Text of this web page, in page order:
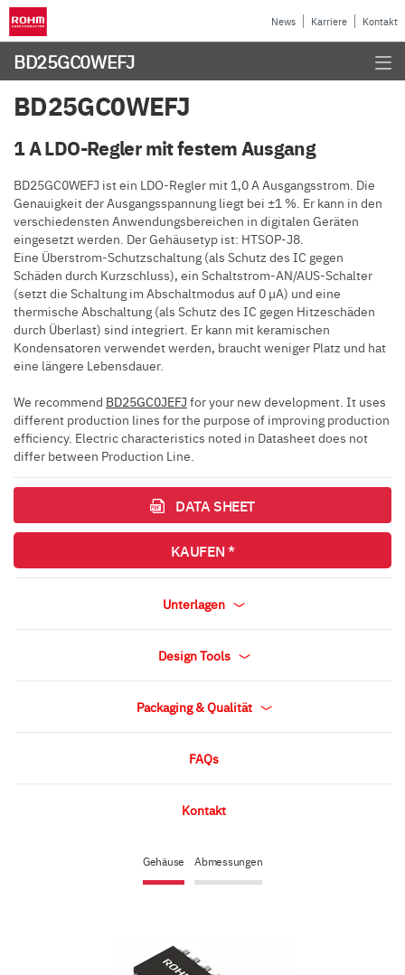
News Karriere Kontakt
BD25GC0WEFJ
Gehäuse Abmessungen
BD25GC0WEFJ
1 A LDO-Regler mit festem Ausgang
BD25GC0WEFJ ist ein LDO-Regler mit 1,0 A Ausgangsstrom. Die
Genauigkeit der Ausgangsspannung liegt bei ±1 %. Er kann in den
verschiedensten Anwendungsbereichen in digitalen Geräten
eingesetzt werden. Der Gehäusetyp ist: HTSOP-J8.
Eine Überstrom-Schutzschaltung (als Schutz des IC gegen
Schäden durch Kurzschluss), ein Schaltstrom-AN/AUS-Schalter
(setzt die Schaltung im Abschaltmodus auf 0 µA) und eine
thermische Abschaltung (als Schutz des IC gegen Hitzeschäden
durch Überlast) sind integriert. Er kann mit keramischen
Kondensatoren verwendet werden, braucht weniger Platz und hat
eine längere Lebensdauer.
We recommend BD25GC0JEFJ for your new development. It uses
different production lines for the purpose of improving production
efficiency. Electric characteristics noted in Datasheet does not
differ between Production Line.
DATA SHEET
KAUFEN *
Unterlagen
Design Tools
Packaging & Qualität
FAQs
Kontakt